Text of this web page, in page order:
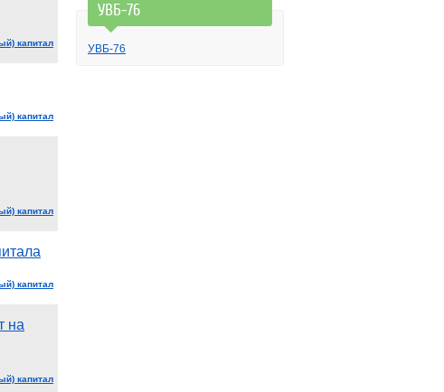
капитал
капитал
капитал
капитал
на
капитал
УВБ-76
УВБ-76